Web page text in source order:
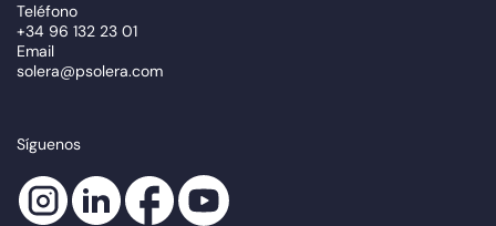
Teléfono
+34 96 132 23 01
Email
solera@psolera.com
Síguenos